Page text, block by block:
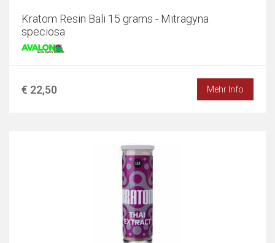
Kratom Resin Bali 15 grams - Mitragyna
speciosa
€ 22,50 Mehr Info